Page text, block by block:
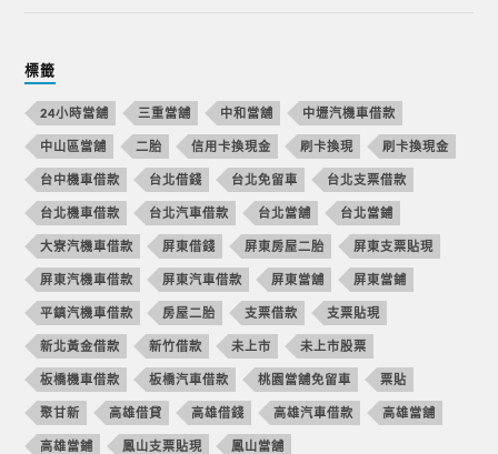
標籤
24小時當舖 三重當舖 中和當舖 中壢汽機車借款
中山區當舖 二胎 信用卡換現金 刷卡換現 刷卡換現金
台中機車借款 台北借錢 台北免留車 台北支票借款
台北機車借款 台北汽車借款 台北當舖 台北當鋪
大寮汽機車借款 屏東借錢 屏東房屋二胎 屏東支票貼現
屏東汽機車借款 屏東汽車借款 屏東當舖 屏東當鋪
平鎮汽機車借款 房屋二胎 支票借款 支票貼現
新北黃金借款 新竹借款 未上市 未上市股票
板橋機車借款 板橋汽車借款 桃園當舖免留車 票貼
聚甘新 高雄借貸 高雄借錢 高雄汽車借款 高雄當舖
高雄當鋪 鳳山支票貼現 鳳山當舖